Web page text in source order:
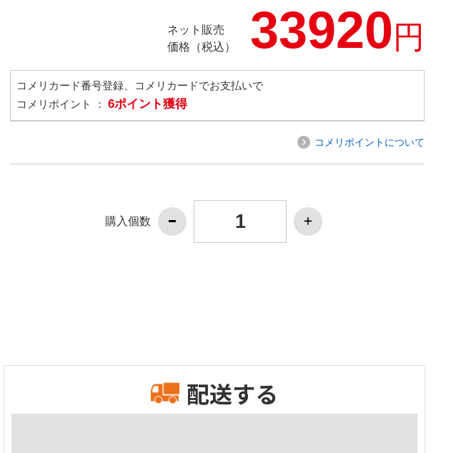
ネット販売
価格（税込）
33920円
コメリカード番号登録、コメリカードでお支払いで
コメリポイント ： 6ポイント獲得
コメリポイントについて
購入個数
配送する